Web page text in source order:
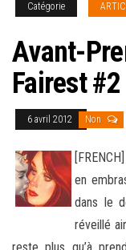
Catégorie
Avant-
Fairest #2
6 avril 2012 Non
en
dans le
réveillé